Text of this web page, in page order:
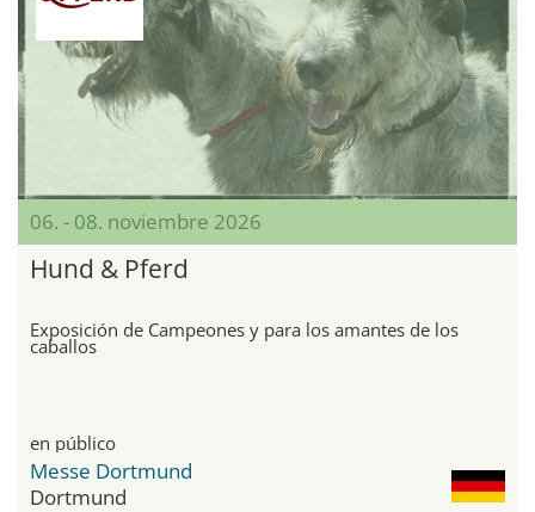
06. - 08. noviembre 2026
Hund & Pferd
Exposición de Campeones y para los amantes de los
caballos
en público
Messe Dortmund
Dortmund